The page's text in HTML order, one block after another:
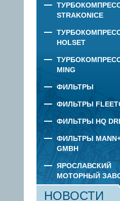
STRAKONICE
HOLSET
MING
ФИЛЬТРЫ
ФИЛЬТРЫ
ФИЛЬТРЫ HQ
ФИЛЬТРЫ
GMBH
ЯРОСЛАВСКИЙ
МОТОРНЫЙ
НОВОСТИ